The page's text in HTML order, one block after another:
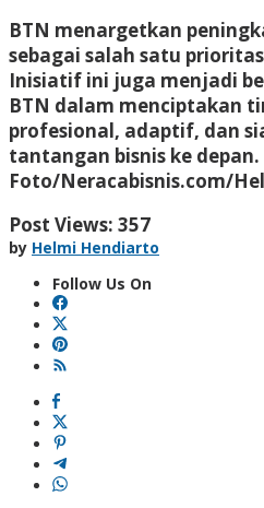
BTN menargetkan
sebagai salah satu
Inisiatif ini juga menjadi
BTN dalam menciptakan
profesional, adaptif, dan
tantangan bisnis ke depan.
Foto/Neracabisnis.com/
Post Views: 357
by Helmi Hendiarto
Follow Us On